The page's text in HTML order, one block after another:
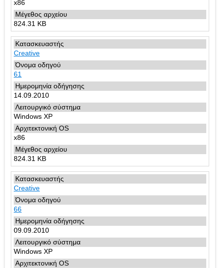
x86
824.31 KB
Creative
61
14.09.2010
Windows XP
x86
824.31 KB
Creative
66
09.09.2010
Windows XP